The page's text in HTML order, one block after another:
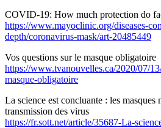
COVID-19: How much protection do
https://www.mayoclinic.org/diseases-
depth/coronavirus-mask/art-20485449
Vos questions sur le masque obligatoire
https://www.tvanouvelles.ca/2020/07/
masque-obligatoire
La science est concluante : les masques
transmission des virus
https://fr.sott.net/article/35687-La-